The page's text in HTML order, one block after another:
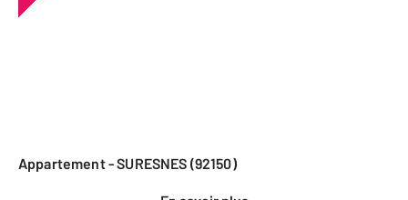
Appartement - SURESNES (92150)